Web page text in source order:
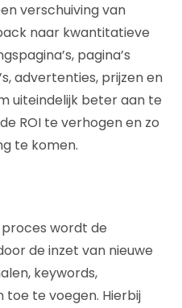
verschuiving van
naar kwantitatieve
pagina’s
advertenties, prijzen en
uiteindelijk beter aan te
ROI te verhogen en zo
te komen.
wordt de
de inzet van nieuwe
keywords,
te voegen. Hierbij